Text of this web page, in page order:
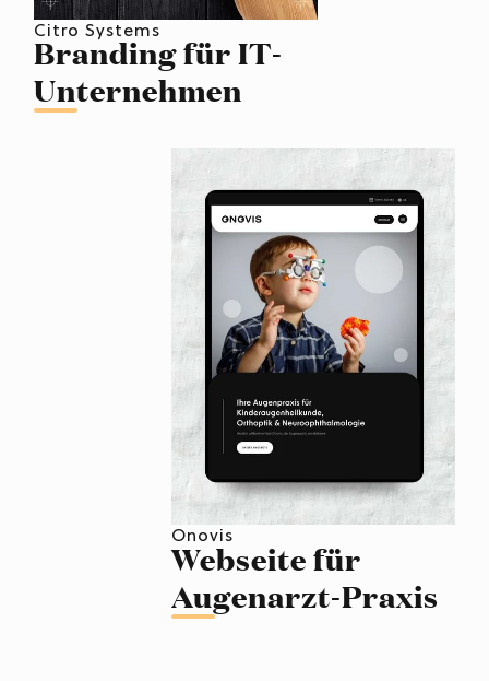
Citro Systems
Branding für IT-
Unternehmen
Onovis
Webseite für
Augenarzt-Praxis